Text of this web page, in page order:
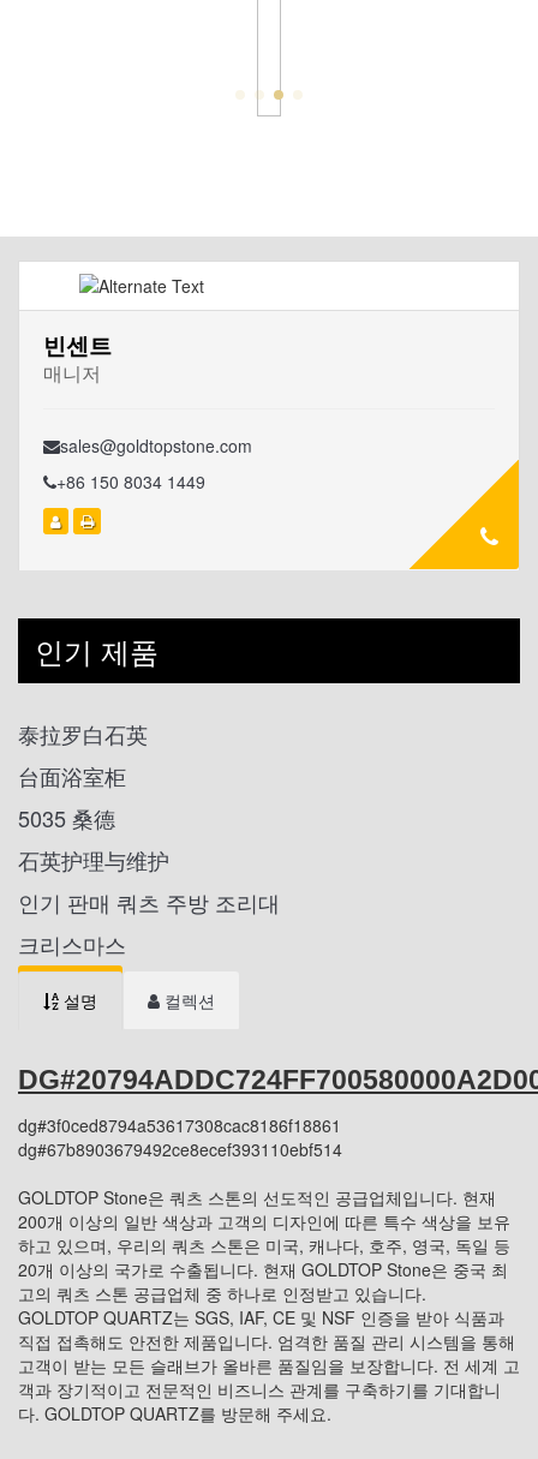
빈센트
매니저
sales@goldtopstone.com
+86 150 8034 1449
인기 제품
泰拉罗白石英
台面浴室柜
5035 桑德
石英护理与维护
인기 판매 쿼츠 주방 조리대
크리스마스
설명 컬렉션
dg#3f0ced8794a53617308cac8186f18861
dg#67b8903679492ce8ecef393110ebf514
GOLDTOP Stone은 쿼츠 스톤의 선도적인 공급업체입니다. 현재
200개 이상의 일반 색상과 고객의 디자인에 따른 특수 색상을 보유
하고 있으며, 우리의 쿼츠 스톤은 미국, 캐나다, 호주, 영국, 독일 등
20개 이상의 국가로 수출됩니다. 현재 GOLDTOP Stone은 중국 최
고의 쿼츠 스톤 공급업체 중 하나로 인정받고 있습니다.
GOLDTOP QUARTZ는 SGS, IAF, CE 및 NSF 인증을 받아 식품과
직접 접촉해도 안전한 제품입니다. 엄격한 품질 관리 시스템을 통해
고객이 받는 모든 슬래브가 올바른 품질임을 보장합니다. 전 세계 고
객과 장기적이고 전문적인 비즈니스 관계를 구축하기를 기대합니
다. GOLDTOP QUARTZ를 방문해 주세요.